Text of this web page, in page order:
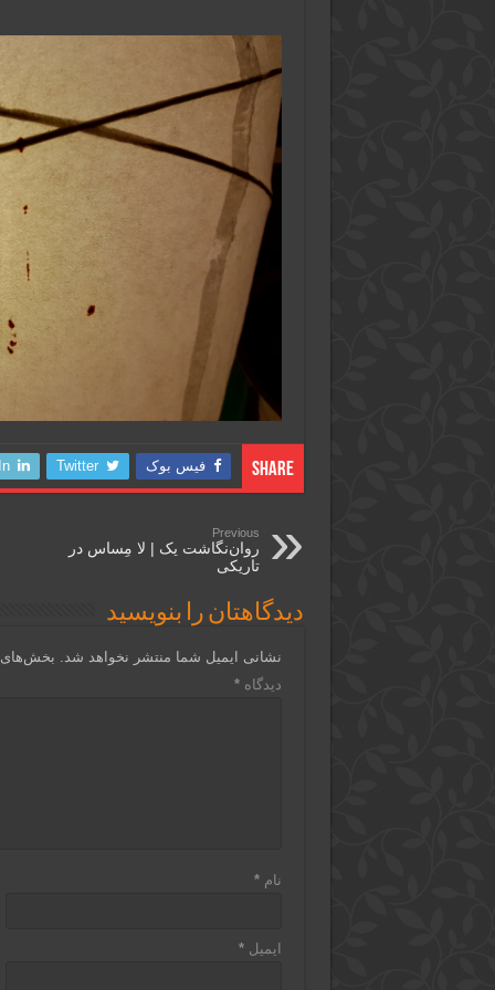
Share فیس بوک Twitter
Previous
روان‌نگاشت یک | لا مِساس در
تاریکی
دیدگاهتان را بنویسید
نشانی ایمیل شما منتشر نخواهد شد. بخش‌های
دیدگاه*
نام*
ایمیل*